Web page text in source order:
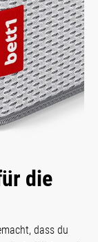
die
dass du